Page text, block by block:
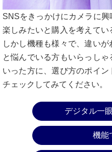
SNSをきっかけにカメラに
楽しみたいと購入を考えてい
しかし機種も様々で、違い
と悩んでいる方もいらっし
いった方に、選び方のポイ
チェックしてみてください。
デジタル一
機能